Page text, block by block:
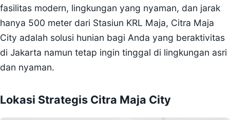
fasilitas modern, lingkungan yang nyaman, dan jarak
hanya 500 meter dari Stasiun KRL Maja, Citra Maja
City adalah solusi hunian bagi Anda yang beraktivitas
di Jakarta namun tetap ingin tinggal di lingkungan asri
dan nyaman.
Lokasi Strategis Citra Maja City